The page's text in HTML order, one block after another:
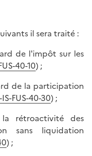
il sera traité :
de l'impôt sur les
40-10) ;
de la participation
FUS-40-30) ;
rétroactivité des
sans liquidation
) ;